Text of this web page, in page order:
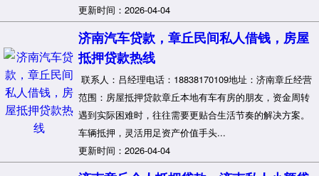
更新时间：2026-04-04
济南汽车贷款，章丘民间私人借钱，房屋
抵押贷款热线
联系人：吕经理电话：18838170109地址：济南章丘经营
范围：房屋抵押贷款章丘本地有车有房的朋友，资金周转
遇到实际困难时，往往需要更贴合生活节奏的解决方案。
车辆抵押，灵活用足资产价值手头...
更新时间：2026-04-04